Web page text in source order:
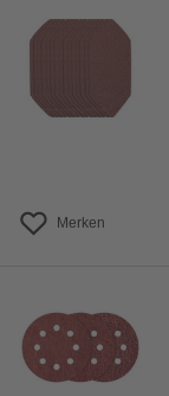
Merken